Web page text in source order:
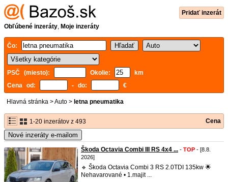
Pridať inzerát
Obľúbené inzeráty, Moje inzeráty
Čo:
PSČ (miesto): Okolie:
km
Cena od:
- do: €
Hlavná stránka >Auto > letna pneumatika
1-20 inzerátov z 493 Cena
Nové inzeráty e-mailom
Škoda Octavia Combi III RS 4x4 ... - TOP - [8.8.
2026]
🔹 Škoda Octavia Combi 3 RS 2.0TDI 135kw 🌟
Nehavarované • 1.majit ...